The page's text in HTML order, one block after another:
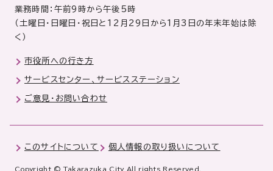
業務時間：午前9時から午後5時
（土曜日・日曜日・祝日と12月29日から1月3日の年末年始は除
く）
市役所への行き方
サービスセンター、サービスステーション
ご意見・お問い合わせ
このサイトについて 個人情報の取り扱いについて
Copyright © Takarazuka City All rights Reserved.